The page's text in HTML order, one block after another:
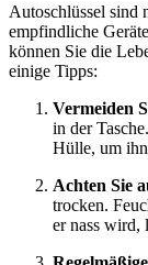
Autoschlüssel sind
empfindliche
können Sie die
einige Tipps:
Vermeiden
in der
Hülle, um
Achten Sie
trocken.
er nass wird,